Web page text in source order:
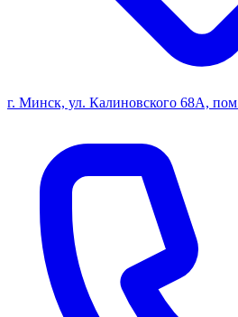
г. Минск, ул. Калиновского 68А,